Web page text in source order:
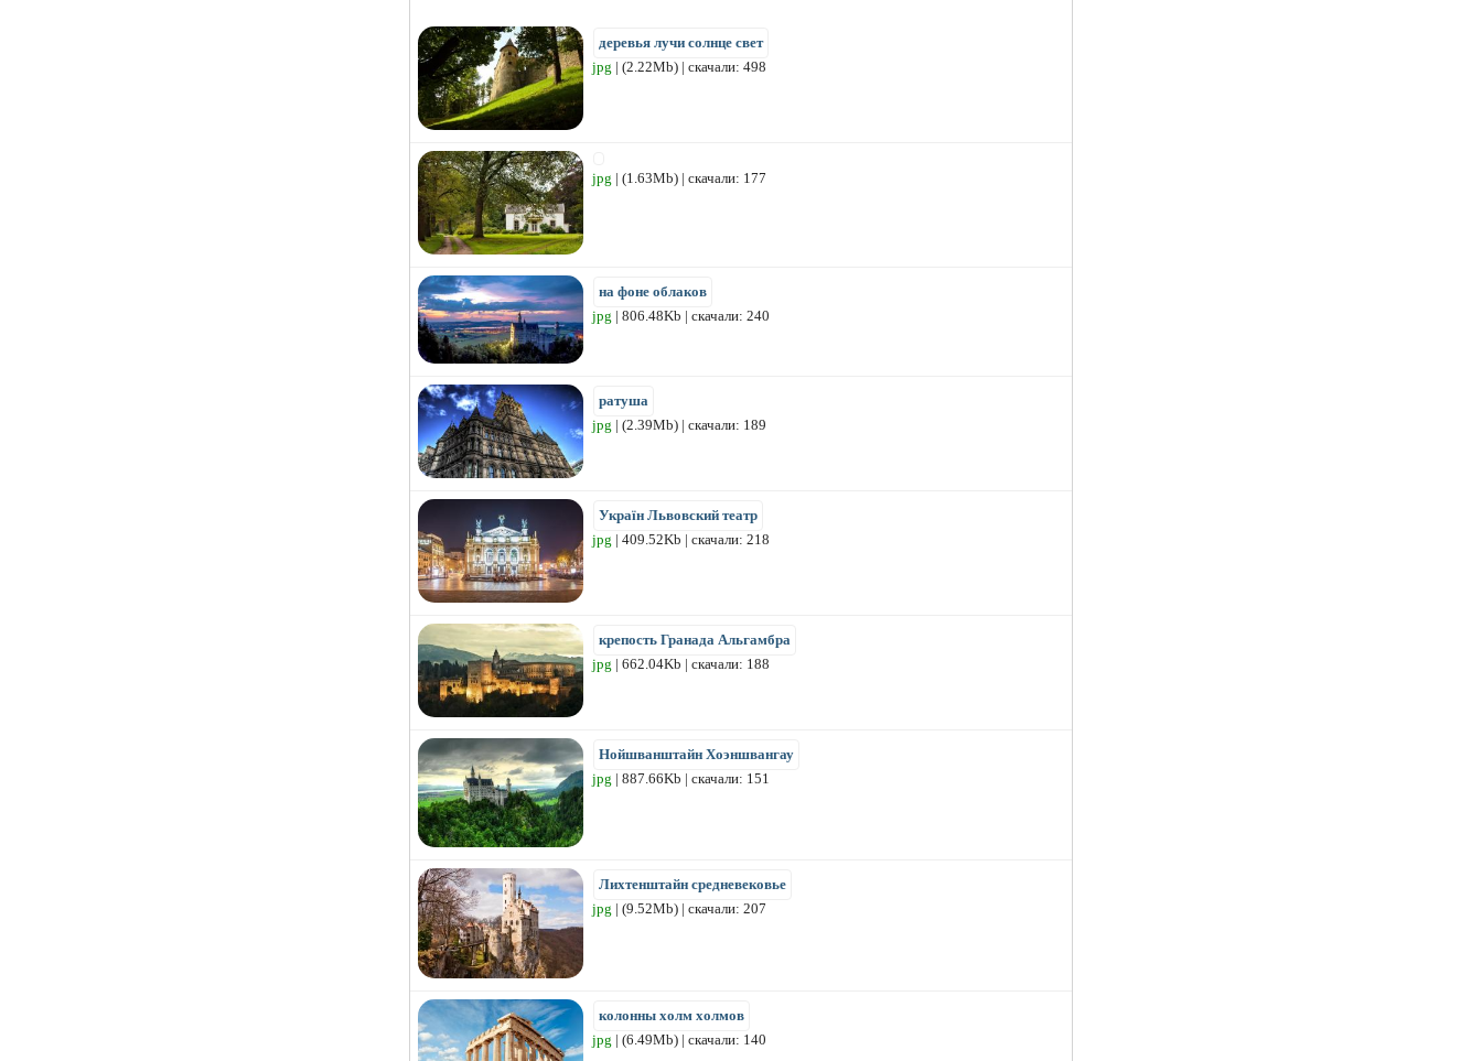
деревья лучи солнце свет
jpg | (2.22Mb) | скачали: 498
jpg | (1.63Mb) | скачали: 177
на фоне облаков
jpg | 806.48Kb | скачали: 240
ратуша
jpg | (2.39Mb) | скачали: 189
Україн Львовский театр
jpg | 409.52Kb | скачали: 218
крепость Гранада Альгамбра
jpg | 662.04Kb | скачали: 188
Нойшванштайн Хоэншвангау
jpg | 887.66Kb | скачали: 151
Лихтенштайн средневековье
jpg | (9.52Mb) | скачали: 207
колонны холм холмов
jpg | (6.49Mb) | скачали: 140